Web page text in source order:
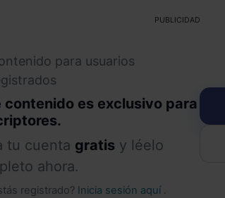
PUBLICIDAD
para usuarios
contenido es exclusivo para
tu cuenta gratis y léelo
ahora.
registrado? Inicia sesión aquí .